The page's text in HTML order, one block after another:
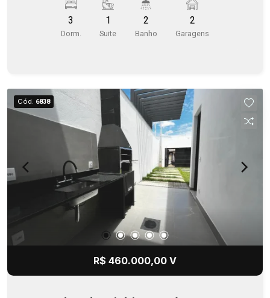
3
Dorm.
1
Suite
2
Banho
2
Garagens
Cód. 6838
R$ 460.000,00 V